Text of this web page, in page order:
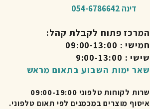
דינה 054-6786642
המרכז פתוח לקבלת קהל:
חמישי : 09:00-13:00
שישי : 9:00-13:00
שאר ימות השבוע בתאום מראש
שרות לקוחות טלפוני 09:00-19:00
איסוף מוצרים במכמנים לפי תאום טלפוני.